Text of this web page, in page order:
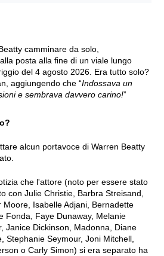
camminare da solo,
posta alla fine di un viale lungo
del 4 agosto 2026. Era tutto solo?
aggiungendo che “Indossava un
e sembrava davvero carino!”
alcun portavoce di Warren Beatty
che l'attore (noto per essere stato
con Julie Christie, Barbra Streisand,
Moore, Isabelle Adjani, Bernadette
Fonda, Faye Dunaway, Melanie
Janice Dickinson, Madonna, Diane
Stephanie Seymour, Joni Mitchell,
o Carly Simon) si era separato ha